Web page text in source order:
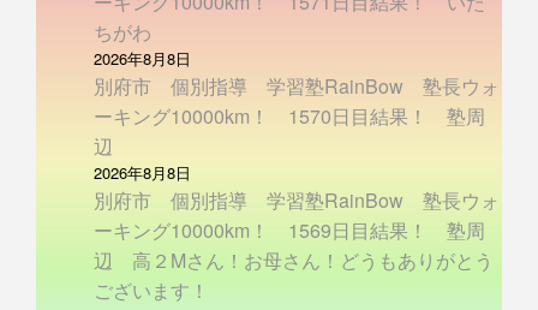
ちがわ
2026年8月8日
別府市 個別指導 学習塾RainBow 塾長ウォ
ーキング10000km！ 1570日目結果！ 塾周
辺
2026年8月8日
別府市 個別指導 学習塾RainBow 塾長ウォ
ーキング10000km！ 1569日目結果！ 塾周
辺 高２Mさん！お母さん！どうもありがとう
ございます！